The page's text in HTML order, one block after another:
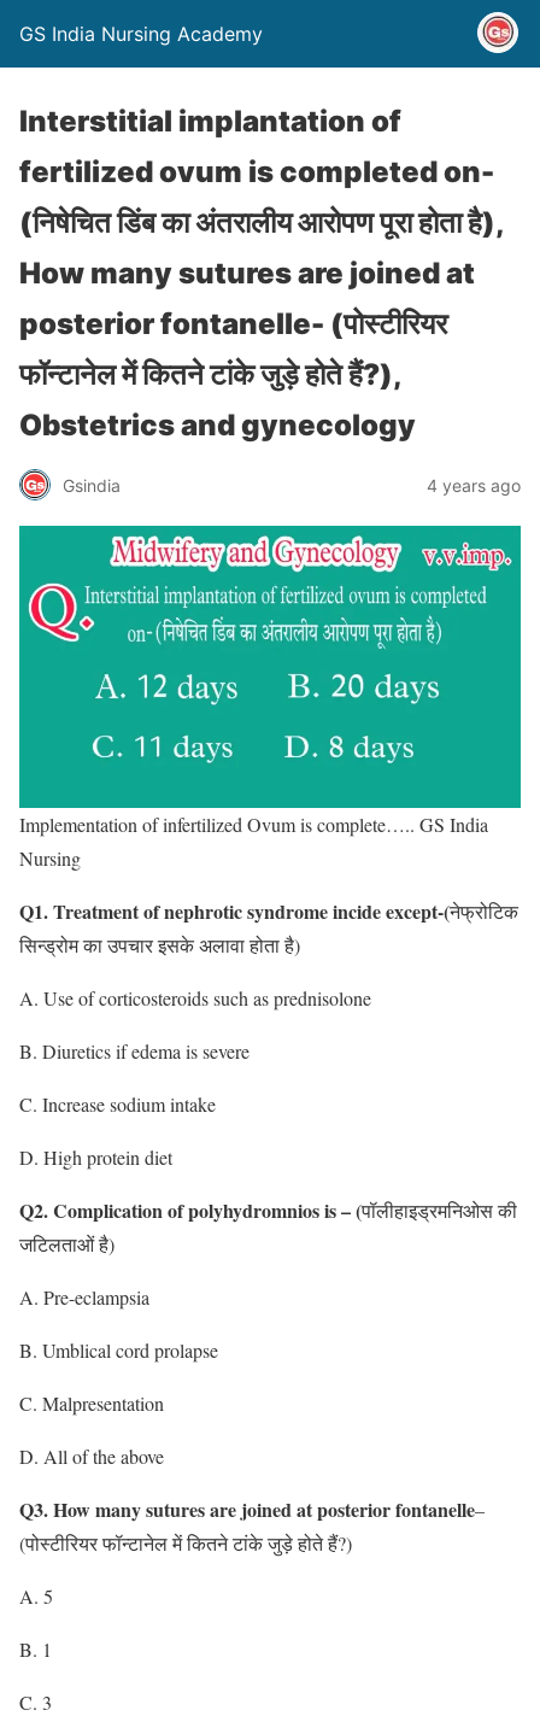
GS India Nursing Academy
Interstitial implantation of
fertilized ovum is completed on-
(निषेचित डिंब का अंतरालीय आरोपण पूरा होता है),
How many sutures are joined at
posterior fontanelle- (पोस्टीरियर
फॉन्टानेल में कितने टांके जुड़े होते हैं?),
Obstetrics and gynecology
Gsindia 4 years ago
Implementation of infertilized Ovum is complete….. GS India
Nursing
Q1. Treatment of nephrotic syndrome incide except-(नेफ्रोटिक
सिन्ड्रोम का उपचार इसके अलावा होता है)
A. Use of corticosteroids such as prednisolone
B. Diuretics if edema is severe
C. Increase sodium intake
D. High protein diet
Q2. Complication of polyhydromnios is – (पॉलीहाइड्रमनिओस की
जटिलताओं है)
A. Pre-eclampsia
B. Umblical cord prolapse
C. Malpresentation
D. All of the above
Q3. How many sutures are joined at posterior fontanelle–
(पोस्टीरियर फॉन्टानेल में कितने टांके जुड़े होते हैं?)
A. 5
B. 1
C. 3